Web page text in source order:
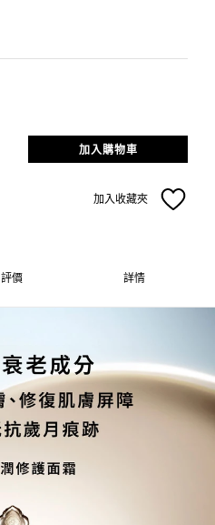
加入購物車
加入收藏夾
評價 詳情